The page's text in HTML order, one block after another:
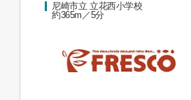
尼崎市立 立花西小学校
約365m／5分